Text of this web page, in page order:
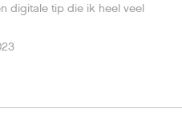
digitale tip die ik heel veel